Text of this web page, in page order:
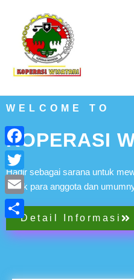
WELCOME TO
KOPERASI
Hadir sebagai sarana untuk
untuk para anggota dan
Detail Informasi
Facebook
Twitter
Email
Share